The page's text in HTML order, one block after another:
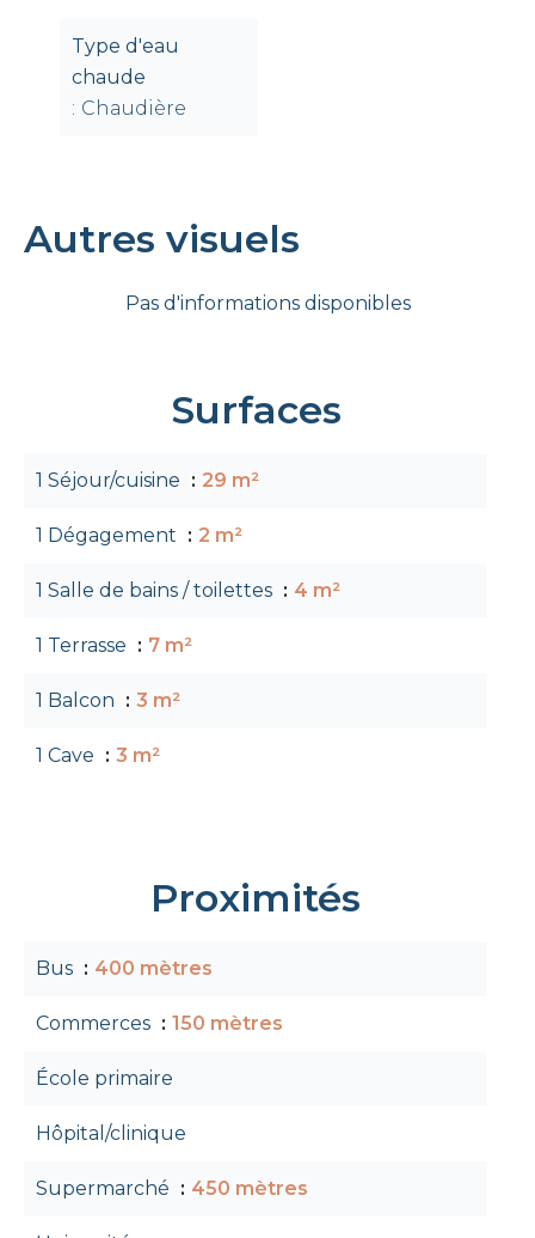
Type d'eau
chaude
Chaudière
Autres visuels
Pas d'informations disponibles
Surfaces
1 Séjour/cuisine 29 m²
1 Dégagement 2 m²
1 Salle de bains / toilettes 4 m²
1 Terrasse 7 m²
1 Balcon 3 m²
1 Cave 3 m²
Proximités
Bus 400 mètres
Commerces 150 mètres
École primaire
Hôpital/clinique
Supermarché 450 mètres